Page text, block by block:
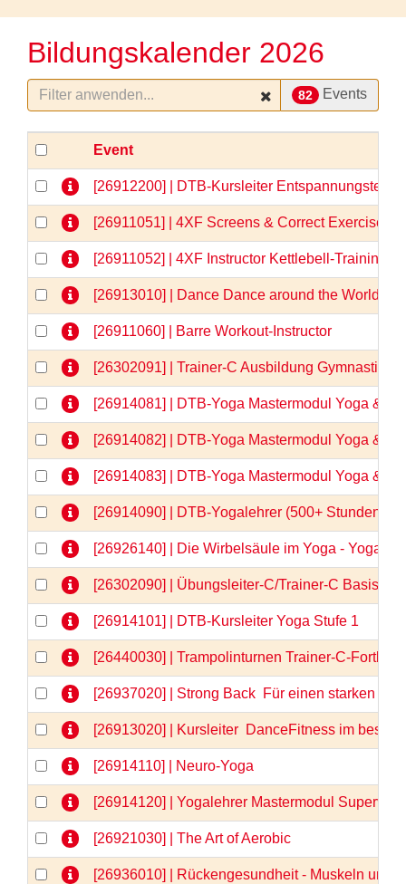
Bildungskalender 2026
82 Events
Event
[26912200] | DTB-Kursleiter
[26911051] | 4XF Screens & Correct Exercises
[26911052] | 4XF Instructor Kettlebell-Training
[26913010] | Dance Dance around the World
[26911060] | Barre Workout-Instructor
[26302091] | Trainer-C Ausbildung Gymnastik/
[26914081] | DTB-Yoga Mastermodul Yoga &
[26914082] | DTB-Yoga Mastermodul Yoga &
[26914083] | DTB-Yoga Mastermodul Yoga &
[26914090] | DTB-Yogalehrer (500+ Stunden)
[26926140] | Die Wirbelsäule im Yoga -
[26302090] | Übungsleiter-C/Trainer-C
[26914101] | DTB-Kursleiter Yoga Stufe 1
[26440030] | Trampolinturnen Trainer-C-
[26937020] | Strong Back  Für einen starken
[26913020] | Kursleiter  DanceFitness im
[26914110] | Neuro-Yoga
[26914120] | Yogalehrer Mastermodul
[26921030] | The Art of Aerobic
[26936010] | Rückengesundheit - Muskeln und